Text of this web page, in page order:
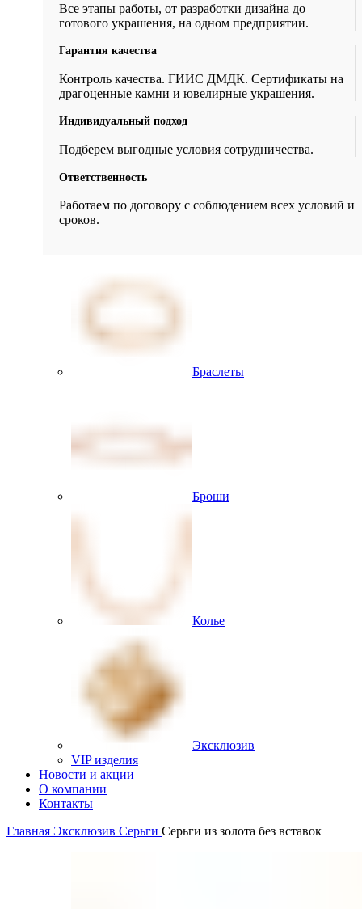
Все этапы работы, от разработки дизайна до
готового украшения, на одном предприятии.
Гарантия качества
Контроль качества. ГИИС ДМДК. Сертификаты на
драгоценные камни и ювелирные украшения.
Индивидуальный подход
Подберем выгодные условия сотрудничества.
Ответственность
Работаем по договору с соблюдением всех условий и
сроков.
Браслеты
Броши
Колье
Эксклюзив
VIP изделия
Новости и акции
О компании
Контакты
Главная Эксклюзив Серьги Серьги из золота без вставок